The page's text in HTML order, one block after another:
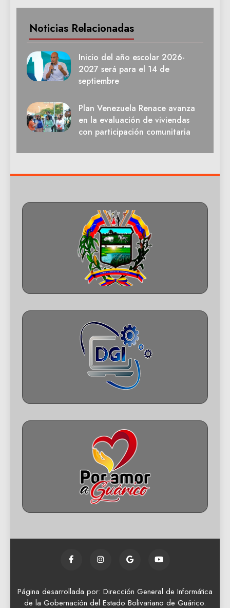
Noticias Relacionadas
Inicio del año escolar 2026-
2027 será para el 14 de
septiembre
Plan Venezuela Renace avanza
en la evaluación de viviendas
con participación comunitaria
Página desarrollada por: Dirección General de Informática
de la Gobernación del Estado Bolivariano de Guárico.